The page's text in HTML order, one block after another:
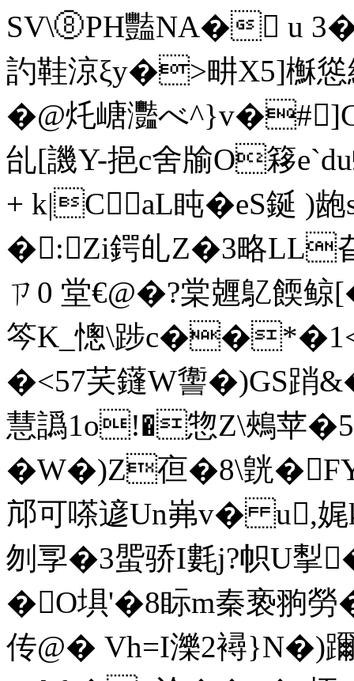
SV\⑧PH豔NA� u
訋鞋涼ξy�>畊X5]櫯
�@灹嵣灩べ
乨[譏Y-挹c舍牏O簃
+ k|CaL盹�eS鋋 )
� :Zi鍔癿Z�3略LL
ㄗ0 堂€@�?棠兣鳦餪
笒K_憁\踄
�<57芺鑝W讏�)GS踃&
慧譌1о!�惣Z\鵊苹�5
�W�)Z亱�8\皝
邟可嗏遃Un岪v� u,娓
刎孠�3蜰骄I氀j?帜U揧
�O埧'�8眎m秦 亵翑
传@� Vh=I濼2襑}N�)